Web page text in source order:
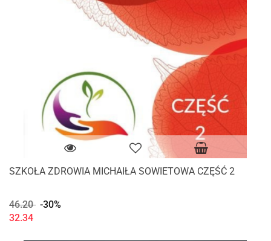
SZKOŁA ZDROWIA MICHAIŁA SOWIETOWA CZĘŚĆ 2
46.20 -30%
32.34